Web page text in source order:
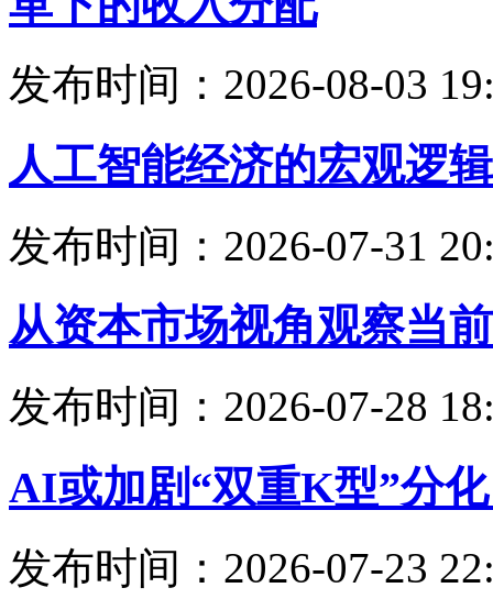
发布时间：2026-08-03
人工智能经济的宏观逻
发布时间：2026-07-31
从资本市场视角观察当
发布时间：2026-07-28
AI或加剧“双重K型”分
发布时间：2026-07-23